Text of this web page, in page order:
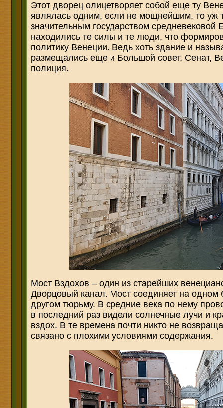
Этот дворец олицетворяет собой еще ту
являлась одним, если не мощнейшим, то уж
значительным государством средневековой
находились те силы и те люди, что
политику Венеции. Ведь хоть здание и
размещались еще и Большой совет, Сенат,
полиция.
Мост Вздохов – один из старейших
Дворцовый канал. Мост соединяет на одном
другом тюрьму. В средние века по нему
в последний раз видели солнечные лучи и
вздох. В те времена почти никто не
связано с плохими условиями содержания.